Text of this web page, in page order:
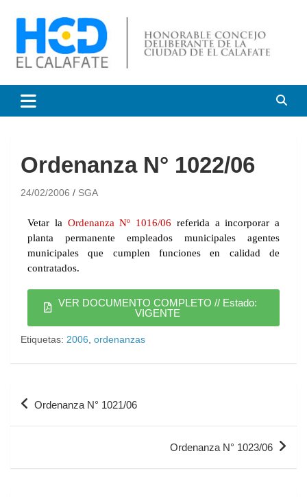
Honorable Concejo
Deliberante de El Calafate
Ordenanza N° 1022/06
24/02/2006 SGA
Vetar la Ordenanza Nº 1016/06 referida a incorporar a
planta permanente empleados municipales agentes
municipales que cumplen funciones en calidad de
contratados.
VER DOCUMENTO COMPLETO // Estado:
VIGENTE
Etiquetas: 2006 ordenanzas
Ordenanza N° 1021/06
Ordenanza N° 1023/06